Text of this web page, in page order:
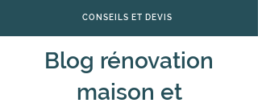
CONSEILS ET DEVIS
Blog rénovation
maison et